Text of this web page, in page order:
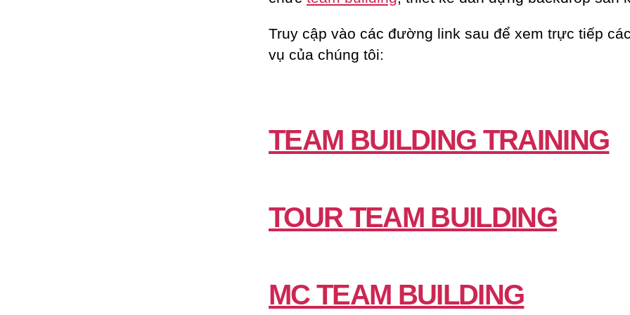
Truy cập vào các đường link sau để xem trực tiếp
vụ của chúng tôi:
TEAM BUILDING TRAINING
TOUR TEAM BUILDING
MC TEAM BUILDING